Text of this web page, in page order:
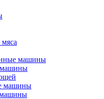
машины
машины
машины
машины